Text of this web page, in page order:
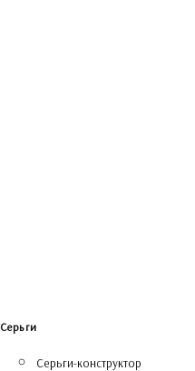
Серьги
Серьги-конструктор